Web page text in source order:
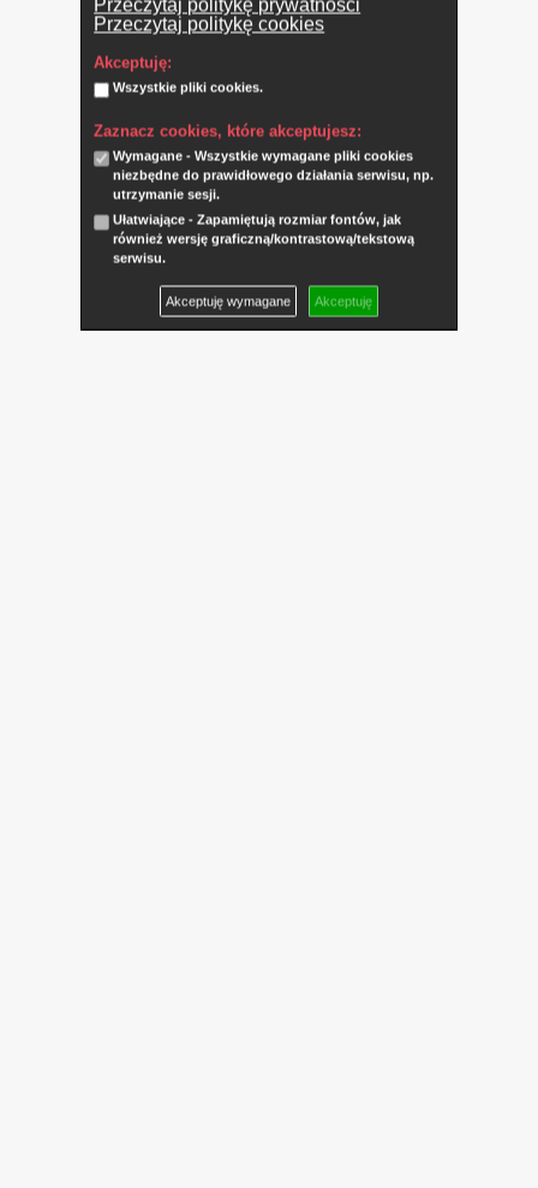
Przeczytaj politykę prywatności
Przeczytaj politykę cookies
Akceptuję:
Wszystkie pliki cookies.
Zaznacz cookies, które akceptujesz:
Wymagane - Wszystkie wymagane pliki cookies
niezbędne do prawidłowego działania serwisu, np.
utrzymanie sesji.
Ułatwiające - Zapamiętują rozmiar fontów, jak
również wersję graficzną/kontrastową/tekstową
serwisu.
Akceptuję wymagane Akceptuję